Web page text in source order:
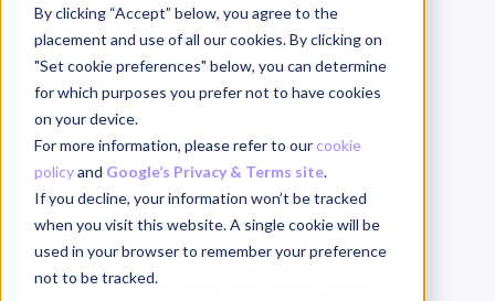
By clicking “Accept” below, you agree to the
placement and use of all our cookies. By clicking on
"Set cookie preferences" below, you can determine
for which purposes you prefer not to have cookies
on your device.
For more information, please refer to our cookie
policyand Google’s Privacy & Terms site.
If you decline, your information won’t be tracked
when you visit this website. A single cookie will be
used in your browser to remember your preference
not to be tracked.
AI Coaching
infrastructuur.
Modulair. White-
label.
Van data-integratie en AI agents tot
wearables en content. Vijf modules die je
los of samen inzet. Jouw merk, jouw